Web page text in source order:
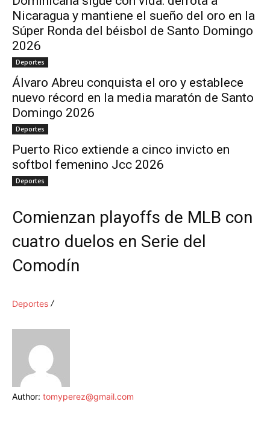
Nicaragua y mantiene el sueño del oro en la
Súper Ronda del béisbol de Santo Domingo
2026
Deportes
Álvaro Abreu conquista el oro y establece
nuevo récord en la media maratón de Santo
Domingo 2026
Deportes
Puerto Rico extiende a cinco invicto en
softbol femenino Jcc 2026
Deportes
Comienzan playoffs de MLB con
cuatro duelos en Serie del
Comodín
Deportes
Author: tomyperez@gmail.com